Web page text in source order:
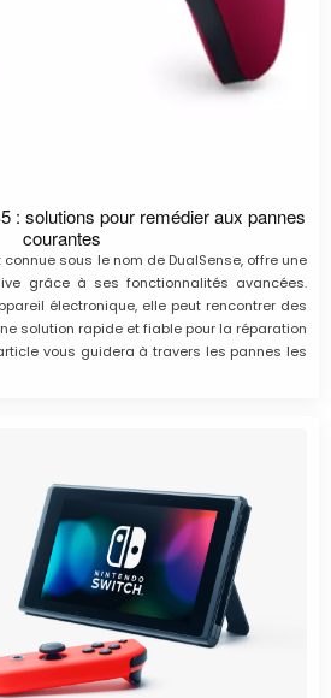
: solutions pour remédier aux pannes
courantes
sous le nom de DualSense, offre une
grâce à ses fonctionnalités avancées.
électronique, elle peut rencontrer des
solution rapide et fiable pour la réparation
vous guidera à travers les pannes les